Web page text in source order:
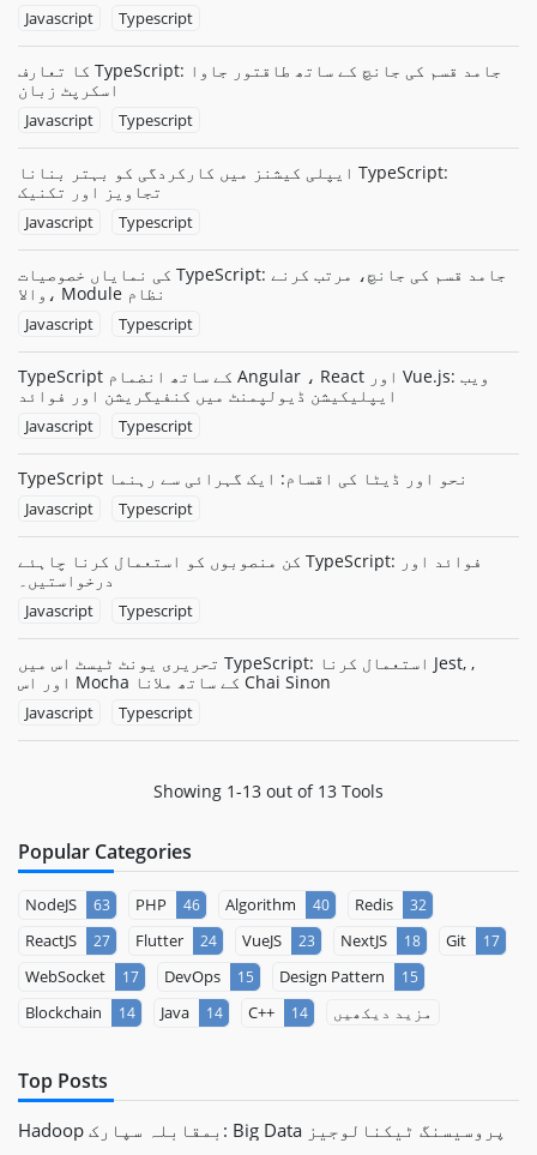
Javascript Typescript
کا تعارف TypeScript: جامد قسم کی جانچ کے ساتھ طاقتور جاوا
اسکرپٹ زبان
Javascript Typescript
ایپلی کیشنز میں کارکردگی کو بہتر بنانا TypeScript:
تجاویز اور تکنیک
Javascript Typescript
کی نمایاں خصوصیات TypeScript: جامد قسم کی جانچ، مرتب کرنے
والا، Module نظام
Javascript Typescript
TypeScript کے ساتھ انضمام Angular ، React اور Vue.js: ویب
ایپلیکیشن ڈیولپمنٹ میں کنفیگریشن اور فوائد
Javascript Typescript
TypeScript نحو اور ڈیٹا کی اقسام: ایک گہرائی سے رہنما
Javascript Typescript
کن منصوبوں کو استعمال کرنا چاہئے TypeScript: فوائد اور
درخواستیں۔
Javascript Typescript
تحریری یونٹ ٹیسٹ اس میں TypeScript: استعمال کرنا Jest, ,
اور اس Mocha کے ساتھ ملانا Chai Sinon
Javascript Typescript
Showing 1-13 out of 13 Tools
Popular Categories
NodeJS 63 PHP 46 Algorithm 40 Redis 32
ReactJS 27 Flutter 24 VueJS 23 NextJS 18 Git 17
WebSocket 17 DevOps 15 Design Pattern 15
Blockchain 14 Java 14 C++ 14 مزید دیکھیں
Top Posts
Hadoop بمقابلہ سپارک: Big Data پروسیسنگ ٹیکنالوجیز